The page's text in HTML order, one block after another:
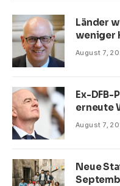
Länder
weniger
August 7,
Ex-DFB-
erneute
August 7,
Neue